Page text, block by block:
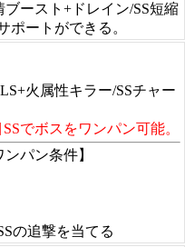
ースト+ドレイン/SS短縮
ポートができる。
火属性キラー/SSチャー
でボスをワンパン可能。
ンパン条件】
の追撃を当てる